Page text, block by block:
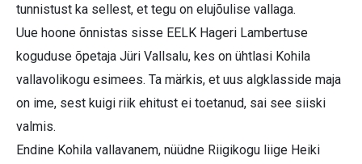
tunnistust ka sellest, et tegu on elujõulise vallaga.
Uue hoone õnnistas sisse EELK Hageri Lambertuse
koguduse õpetaja Jüri Vallsalu, kes on ühtlasi Kohila
vallavolikogu esimees. Ta märkis, et uus algklasside maja
on ime, sest kuigi riik ehitust ei toetanud, sai see siiski
valmis.
Endine Kohila vallavanem, nüüdne Riigikogu liige Heiki